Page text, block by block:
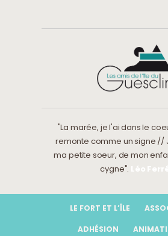
"La marée, je l'ai dans le
remonte comme un signe //
ma petite soeur, de mon
cygne". Léo
LE FORT ET L’ÎLE
ADHÉSION